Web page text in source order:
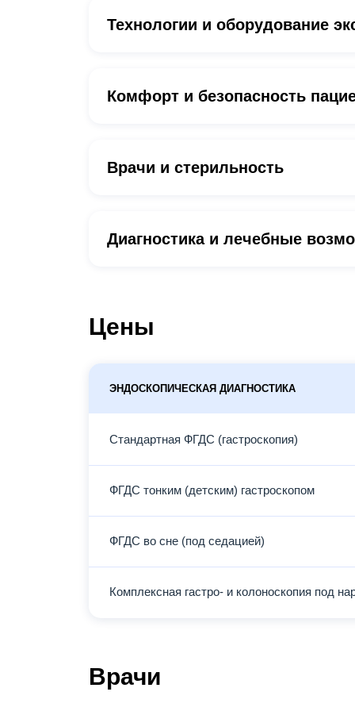
Технологии и оборудование
Комфорт и безопасность
Врачи и стерильность
Диагностика и лечебные
Цены
ЭНДОСКОПИЧЕСКАЯ ДИАГНОСТИКА
Стандартная ФГДС (гастроскопия)
ФГДС тонким (детским) гастроскопом
ФГДС во сне (под седацией)
Комплексная гастро- и колоноскопия под
Врачи